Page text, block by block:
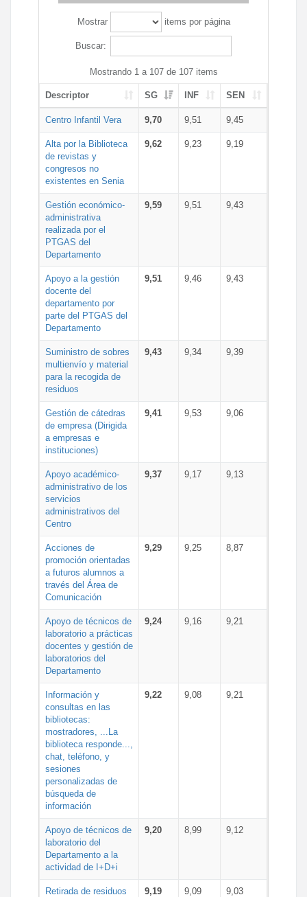
Mostrar items por página
Buscar:
Mostrando 1 a 107 de 107 items
Descriptor SG INF SEN
Centro Infantil Vera 9,70 9,51 9,45
Alta por la Biblioteca
de revistas y
congresos no
existentes en Senia
9,62 9,23 9,19
Gestión económico-
administrativa
realizada por el
PTGAS del
Departamento
9,59 9,51 9,43
Apoyo a la gestión
docente del
departamento por
parte del PTGAS del
Departamento
9,51 9,46 9,43
Suministro de sobres
multienvío y material
para la recogida de
residuos
9,43 9,34 9,39
Gestión de cátedras
de empresa (Dirigida
a empresas e
instituciones)
9,41 9,53 9,06
Apoyo académico-
administrativo de los
servicios
administrativos del
Centro
9,37 9,17 9,13
Acciones de
promoción orientadas
a futuros alumnos a
través del Área de
Comunicación
9,29 9,25 8,87
Apoyo de técnicos de
laboratorio a prácticas
docentes y gestión de
laboratorios del
Departamento
9,24 9,16 9,21
Información y
consultas en las
bibliotecas:
mostradores, ...La
biblioteca responde...,
chat, teléfono, y
sesiones
personalizadas de
búsqueda de
información
9,22 9,08 9,21
Apoyo de técnicos de
laboratorio del
Departamento a la
actividad de I+D+i
9,20 8,99 9,12
Retirada de residuos
9,19 9,09 9,03